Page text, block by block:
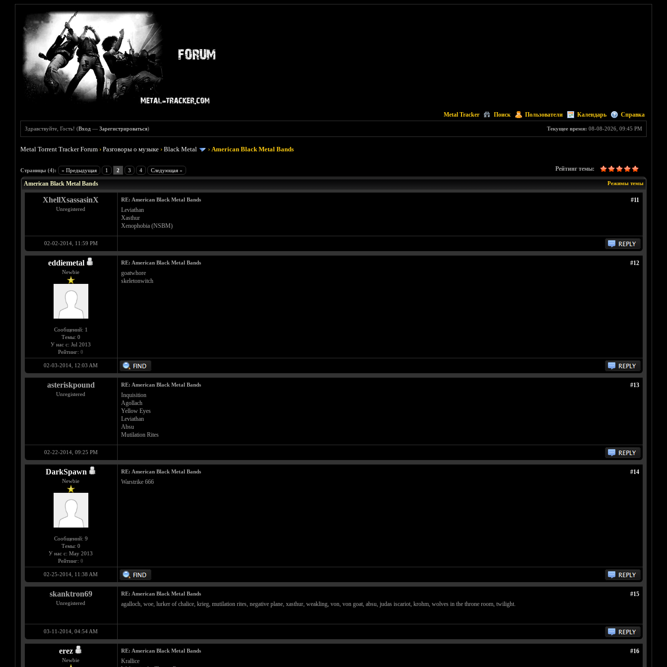
Metal Tracker Поиск Пользователи Календарь Справка
Текущее время: 08-08-2026, 09:45 PM
Здравствуйте, Гость! (Вход —Зарегистрироваться)
Metal Torrent Tracker Forum ›Разговоры о музыке ›Black Metal ›American Black Metal Bands
Страницы (4): « Предыдущая 1 2 3 4 Следующая » Рейтинг темы:
Голосов: 2 - Средняя оценка: 5
1
2
3
4
5
Режимы темы
American Black Metal Bands
XhellXsassasinX
Unregistered
#11
RE: American Black Metal Bands
Leviathan
Xasthur
Xenophobia (NSBM)
02-02-2014, 11:59 PM
eddiemetal
Newbie
Сообщений: 1
Темы: 0
У нас с: Jul 2013
Рейтинг: 0
#12
RE: American Black Metal Bands
goatwhore
skeletonwitch
02-03-2014, 12:03 AM
asteriskpound
Unregistered
#13
RE: American Black Metal Bands
Inquisition
Agollach
Yellow Eyes
Leviathan
Absu
Mutilation Rites
02-22-2014, 09:25 PM
DarkSpawn
Newbie
Сообщений: 9
Темы: 0
У нас с: May 2013
Рейтинг: 0
#14
RE: American Black Metal Bands
Warstrike 666
02-25-2014, 11:38 AM
skanktron69
Unregistered
#15
RE: American Black Metal Bands
agalloch, woe, lurker of chalice, krieg, mutilation rites, negative plane, xasthur, weakling, von, von goat, absu, judas iscariot, krohm, wolves in the throne room, twilight.
03-11-2014, 04:54 AM
erez
Newbie
#16
RE: American Black Metal Bands
Krallice